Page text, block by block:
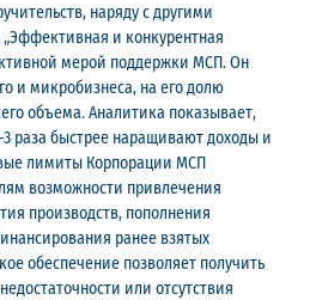
наряду с другими
и конкурентная
мерой поддержки МСП. Он
и микробизнеса, на его долю
объема. Аналитика показывает,
3 раза быстрее наращивают доходы и
лимиты Корпорации МСП
возможности привлечения
производств, пополнения
ранее взятых
обеспечение позволяет получить
или отсутствия